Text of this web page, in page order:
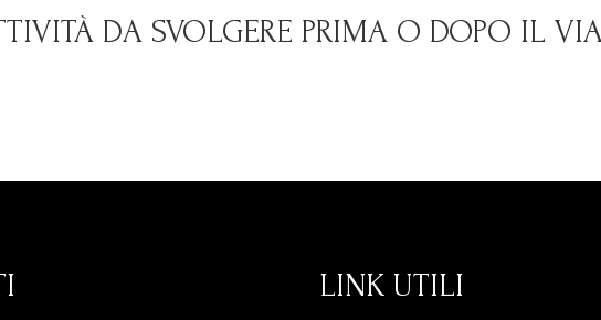
DA SVOLGERE PRIMA O DOPO IL
LINK UTILI